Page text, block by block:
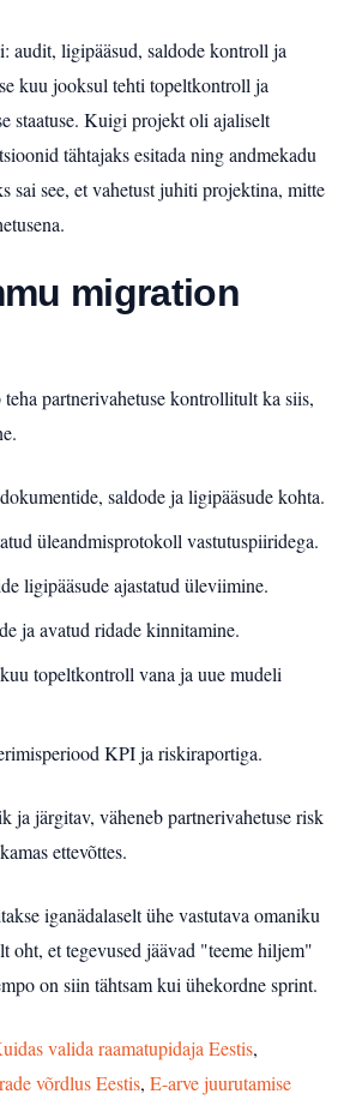
audit, ligipääsud, saldode kontroll ja
kuu jooksul tehti topeltkontroll ja
staatuse. Kuigi projekt oli ajaliselt
tähtajaks esitada ning andmekadu
sai see, et vahetust juhiti projektina, mitte
migration
teha partnerivahetuse kontrollitult ka siis,
saldode ja ligipääsude kohta.
üleandmisprotokoll vastutuspiiridega.
ligipääsude ajastatud üleviimine.
ja avatud ridade kinnitamine.
topeltkontroll vana ja uue mudeli
KPI ja riskiraportiga.
järgitav, väheneb partnerivahetuse risk
ettevõttes.
iganädalaselt ühe vastutava omaniku
oht, et tegevused jäävad "teeme hiljem"
on siin tähtsam kui ühekordne sprint.
valida raamatupidaja Eestis,
võrdlus Eestis, E-arve juurutamise